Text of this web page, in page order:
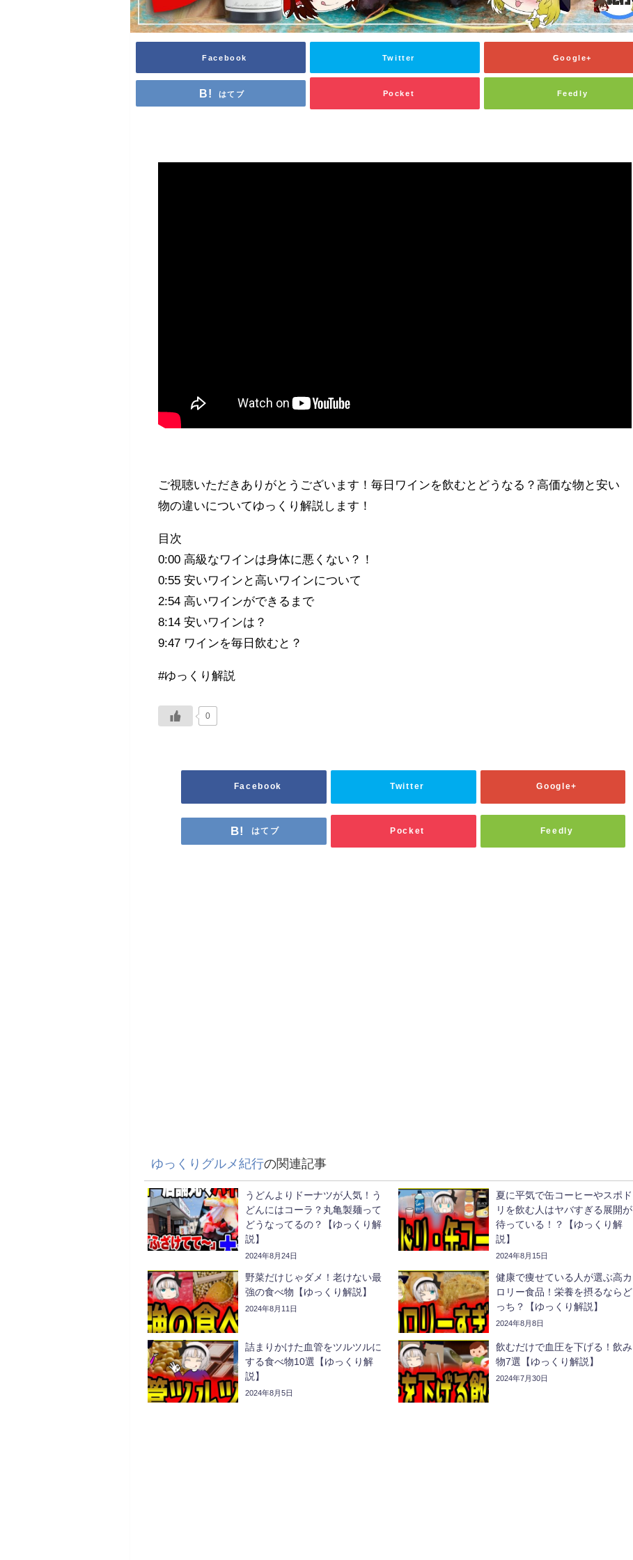
Facebook Twitter Google+
はてブ Pocket Feedly
ご視聴いただきありがとうございます！毎日ワインを飲むとどうなる？高価な物と安い
物の違いについてゆっくり解説します！
目次
0:00 高級なワインは身体に悪くない？！
0:55 安いワインと高いワインについて
2:54 高いワインができるまで
8:14 安いワインは？
9:47 ワインを毎日飲むと？
#ゆっくり解説
0
Facebook Twitter Google+
はてブ Pocket Feedly
ゆっくりグルメ紀行の関連記事
うどんよりドーナツが人気！う
どんにはコーラ？丸亀製麺って
どうなってるの？【ゆっくり解
説】
2024年8月24日
夏に平気で缶コーヒーやスポド
リを飲む人はヤバすぎる展開が
待っている！？【ゆっくり解
説】
2024年8月15日
野菜だけじゃダメ！老けない最
強の食べ物【ゆっくり解説】
2024年8月11日
健康で痩せている人が選ぶ高カ
ロリー食品！栄養を摂るならど
っち？【ゆっくり解説】
2024年8月8日
詰まりかけた血管をツルツルに
する食べ物10選【ゆっくり解
説】
2024年8月5日
飲むだけで血圧を下げる！飲み
物7選【ゆっくり解説】
2024年7月30日